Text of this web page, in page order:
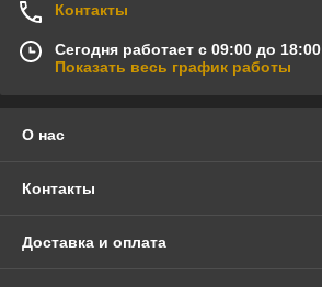
Контакты
Сегодня работает с 09:00 до 18:00
Показать весь график работы
О нас
Контакты
Доставка и оплата